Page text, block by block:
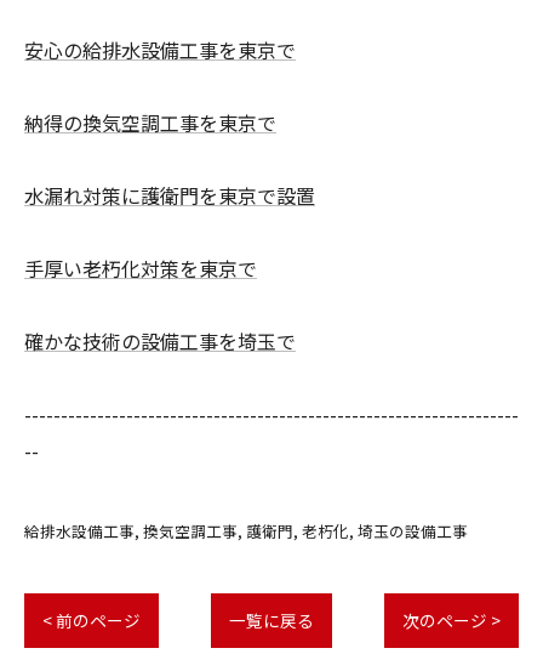
安心の給排水設備工事を東京で
納得の換気空調工事を東京で
水漏れ対策に護衛門を東京で設置
手厚い老朽化対策を東京で
確かな技術の設備工事を埼玉で
--------------------------------------------------------------------
--
給排水設備工事 換気空調工事 護衛門 老朽化 埼玉の設備工事
< 前のページ 一覧に戻る 次のページ >